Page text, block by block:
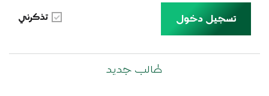
تسجيل دخول تذكرني
طالب جديد